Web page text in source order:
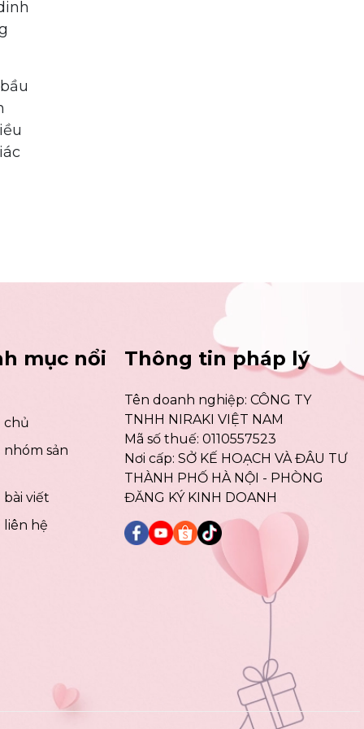
mục nổi
chủ
nhóm sản
viết
liên hệ
Thông tin pháp lý
Tên doanh nghiệp: CÔNG TY
TNHH NIRAKI VIỆT NAM
Mã số thuế: 0110557523
Nơi cấp: SỞ KẾ HOẠCH VÀ ĐÂU TƯ
THÀNH PHỐ HÀ NỘI - PHÒNG
ĐĂNG KÝ KINH DOANH